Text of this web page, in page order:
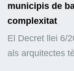
municipis de
complexitat
El Decret llei 6/
als arquitectes